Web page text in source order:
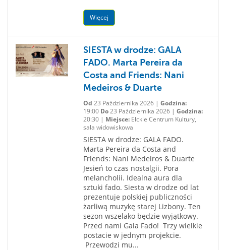
Więcej
SIESTA w drodze: GALA
FADO. Marta Pereira da
Costa and Friends: Nani
Medeiros & Duarte
Od 23 Października 2026 | Godzina:
19:00 Do23 Października 2026 | Godzina:
20:30 | Miejsce:Ełckie Centrum Kultury,
sala widowiskowa
SIESTA w drodze: GALA FADO.
Marta Pereira da Costa and
Friends: Nani Medeiros & Duarte
Jesień to czas nostalgii. Pora
melancholii. Idealna aura dla
sztuki fado. Siesta w drodze od lat
prezentuje polskiej publiczności
żarliwą muzykę starej Lizbony. Ten
sezon wszelako będzie wyjątkowy.
Przed nami Gala Fado! Trzy wielkie
postacie w jednym projekcie.
Przewodzi mu...